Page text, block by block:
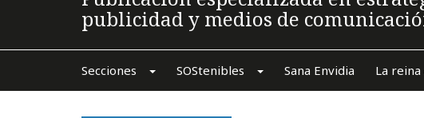
publicidad y medios de
Secciones SOStenibles Sana Envidia La reina